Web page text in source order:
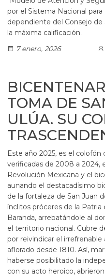
por el Sistema Nacional
dependiente del Consejo de
la máxima calificación.
7 enero, 2026
TOMA DE
ULÚA. SU
Este año 2025, es el
verificadas de 2008 a 2024,
Revolución Mexicana y el
aunando el destacadísimo
de la fortaleza de San Juan
ínclitos próceres de la
Baranda, arrebatándole al
el territorio nacional. Cubre
por reivindicar el
aflorado desde 1810. Así,
haberse posibilitado la
con su acto heroico,